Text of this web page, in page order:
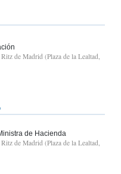
de Madrid (Plaza de la Lealtad,
de Hacienda
de Madrid (Plaza de la Lealtad,